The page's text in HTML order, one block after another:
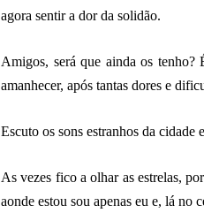
agora sentir a dor da solidão.
Amigos, será que ainda os
amanhecer, após tantas dores e
Escuto os sons estranhos da
As vezes fico a olhar as estrelas,
aonde estou sou apenas eu e, lá no